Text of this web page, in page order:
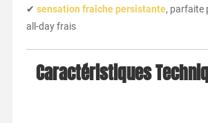
✔ sensation fraîche persistante, parfaite
all-day frais
Caractéristiques